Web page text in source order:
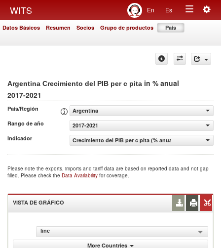
WITS En Es
Toggle
Datos Básicos Resumen Socios Grupo de productos País
Argentina Crecimiento del PIB per c pita in % anual
2017-2021
País/Región
Argentina
Rango de año
2017-2021
Indicador
Crecimiento del PIB per c pita (% anual)
Please note the exports, imports and tariff data are based on reported data and not gap
filled. Please check the Data Availability for coverage.
VISTA DE GRÁFICO
line
More Countries